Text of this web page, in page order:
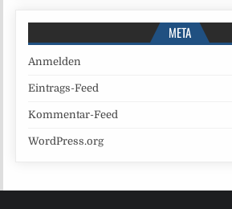
META
Anmelden
Eintrags-Feed
Kommentar-Feed
WordPress.org